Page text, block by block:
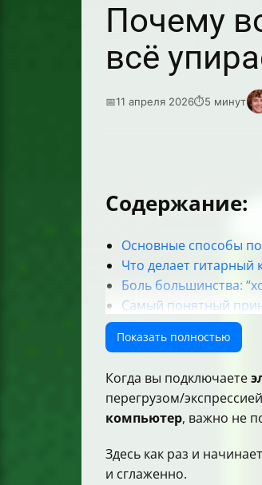
Почему
всё
📅11 апреля 2026⏱5 минут
Содержание:
Основные способы
Что делает гитарный
Боль большинства:
Самый понятный
Почему акустика
Подключение
Про прямой риск: “а
Если вы хотите
Почему задержки
Быстрые ответы по
Итог: как
Показать полностью
Когда вы подключаете
перегрузом/
компьютер, важно не
Здесь как раз и
и сглаженно.